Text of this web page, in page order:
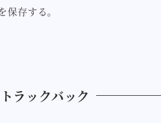
存する。
ラックバック